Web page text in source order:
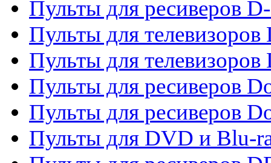
Пульты для ресиверов
Пульты для телевизоров
Пульты для
Пульты для ресиверов
Пульты для ресиверов
Пульты для DVD и Blu-